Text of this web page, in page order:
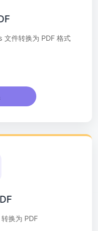
文件转换为 PDF 格式
换为 PDF